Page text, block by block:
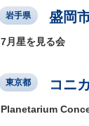
岩手県 盛岡
7月星を見る会
東京都 コニ
Planetarium